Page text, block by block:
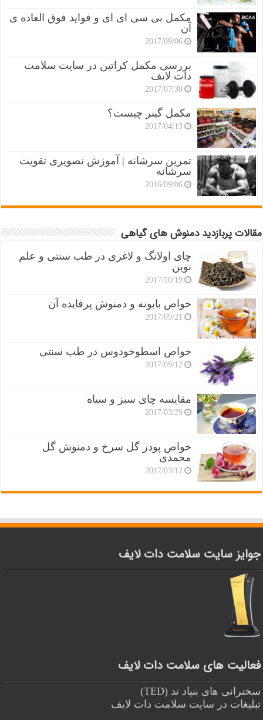
مکمل بی سی ای ای و فواید فوق العاده ی
آن
2017/09/06
بررسی مکمل کراتین در سایت سلامت
دات لایف
2017/07/30
مکمل گینر چیست؟
2017/04/13
تمرین سرشانه | آموزش تصویری تقویت
سرشانه
2016/09/06
مقالات پربازدید دمنوش های گیاهی
چای اولانگ و لاغری در طب سنتی و علم
نوین
2017/10/19
خواص بابونه و دمنوش پرفایده آن
2017/09/21
خواص اسطوخودوس در طب سنتی
2017/09/12
مقایسه چای سبز و سیاه
2017/03/29
خواص پودر گل سرخ و دمنوش گل
محمدی
2017/03/12
جوایز سایت سلامت دات لایف
فعالیت های سلامت دات لایف
سخنرانی های بنیاد تد (TED)
تبلیغات در سایت سلامت دات لایف